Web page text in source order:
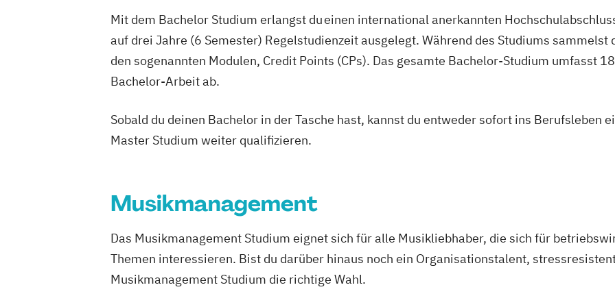
Media Reporter
Music Management
Mit dem Bachelor Studium erlangst du einen international anerkannten
auf drei Jahre (6 Semester) Regelstudienzeit ausgelegt. Während des Studiums sammelst
den sogenannten Modulen, Credit Points (CPs). Das gesamte Bachelor-Studium umfasst
Bachelor-Arbeit ab.
Sobald du deinen Bachelor in der Tasche hast, kannst du entweder sofort ins Berufsleben
Master Studium weiter qualifizieren.
Musikmanagement
Das Musikmanagement Studium eignet sich für alle Musikliebhaber, die sich für
Themen interessieren. Bist du darüber hinaus noch ein Organisationstalent,
Musikmanagement Studium die richtige Wahl.